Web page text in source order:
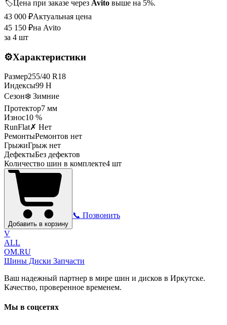
🏷️Цена при заказе через Avito выше на 5%.
43 000 ₽Актуальная цена
45 150 ₽на Avito
за 4 шт
⚙️Характеристики
Размер255/40 R18
Индексы99 H
Сезон❄️ Зимние
Протектор7 мм
Износ10 %
RunFlat✗ Нет
РемонтыРемонтов нет
ГрыжиГрыж нет
ДефектыБез дефектов
Количество шин в комплекте4 шт
Добавить в корзину
📞 Позвонить
V
ALL
OM.RU
Шины Диски Запчасти
Ваш надежный партнер в мире шин и дисков в Иркутске.
Качество, проверенное временем.
Мы в соцсетях